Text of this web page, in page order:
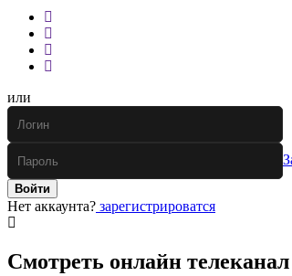
или
Войти
Нет аккаунта? зарегистрироватся
Смотреть онлайн